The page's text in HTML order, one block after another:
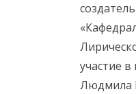
участие
Людмила